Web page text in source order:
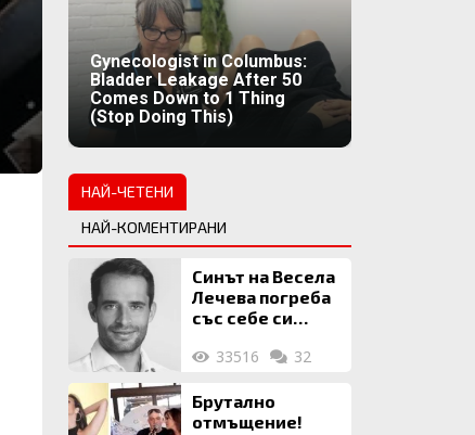
Gynecologist in Columbus:
Bladder Leakage After 50
Comes Down to 1 Thing
(Stop Doing This)
НАЙ-ЧЕТЕНИ
НАЙ-КОМЕНТИРАНИ
Синът на Весела
Лечева погреба
със себе си
млн. евро
33516 32
Брутално
отмъщение!